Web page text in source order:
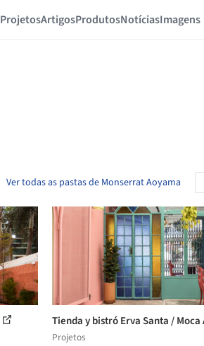
ProjetosArtigosProdutosNotíciasImagens
Ver todas as pastas de Monserrat Aoyama
Tienda y bistró Erva Santa /
Projetos